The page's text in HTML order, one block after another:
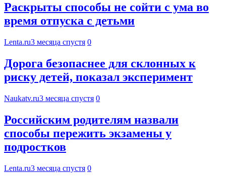
Раскрыты способы не сойти с ума во
время отпуска с детьми
Lenta.ru3 месяца спустя 0
Дорога безопаснее для склонных к
риску детей, показал эксперимент
Naukatv.ru3 месяца спустя 0
Российским родителям назвали
способы пережить экзамены у
подростков
Lenta.ru3 месяца спустя 0